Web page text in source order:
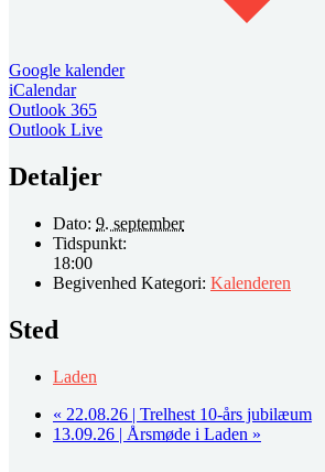
Google kalender
iCalendar
Outlook 365
Outlook Live
Detaljer
Dato: 9. september
Tidspunkt:
18:00
Begivenhed Kategori: Kalenderen
Sted
Laden
« 22.08.26 | Trelhest 10-års jubilæum
13.09.26 | Årsmøde i Laden »